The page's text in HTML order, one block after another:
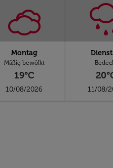
Montag
Mäßig bewölkt
19°C
10/08/2026 11/08/